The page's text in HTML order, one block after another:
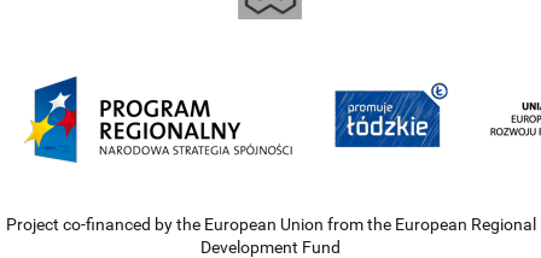
Project co-financed by the European Union from the European Regional
Development Fund